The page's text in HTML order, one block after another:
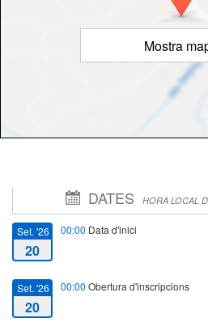
Mostra
DATES HORA LOCAL
Set. '26
20
00:00 Data d'inici
Set. '26
20
00:00 Obertura d'inscripcions